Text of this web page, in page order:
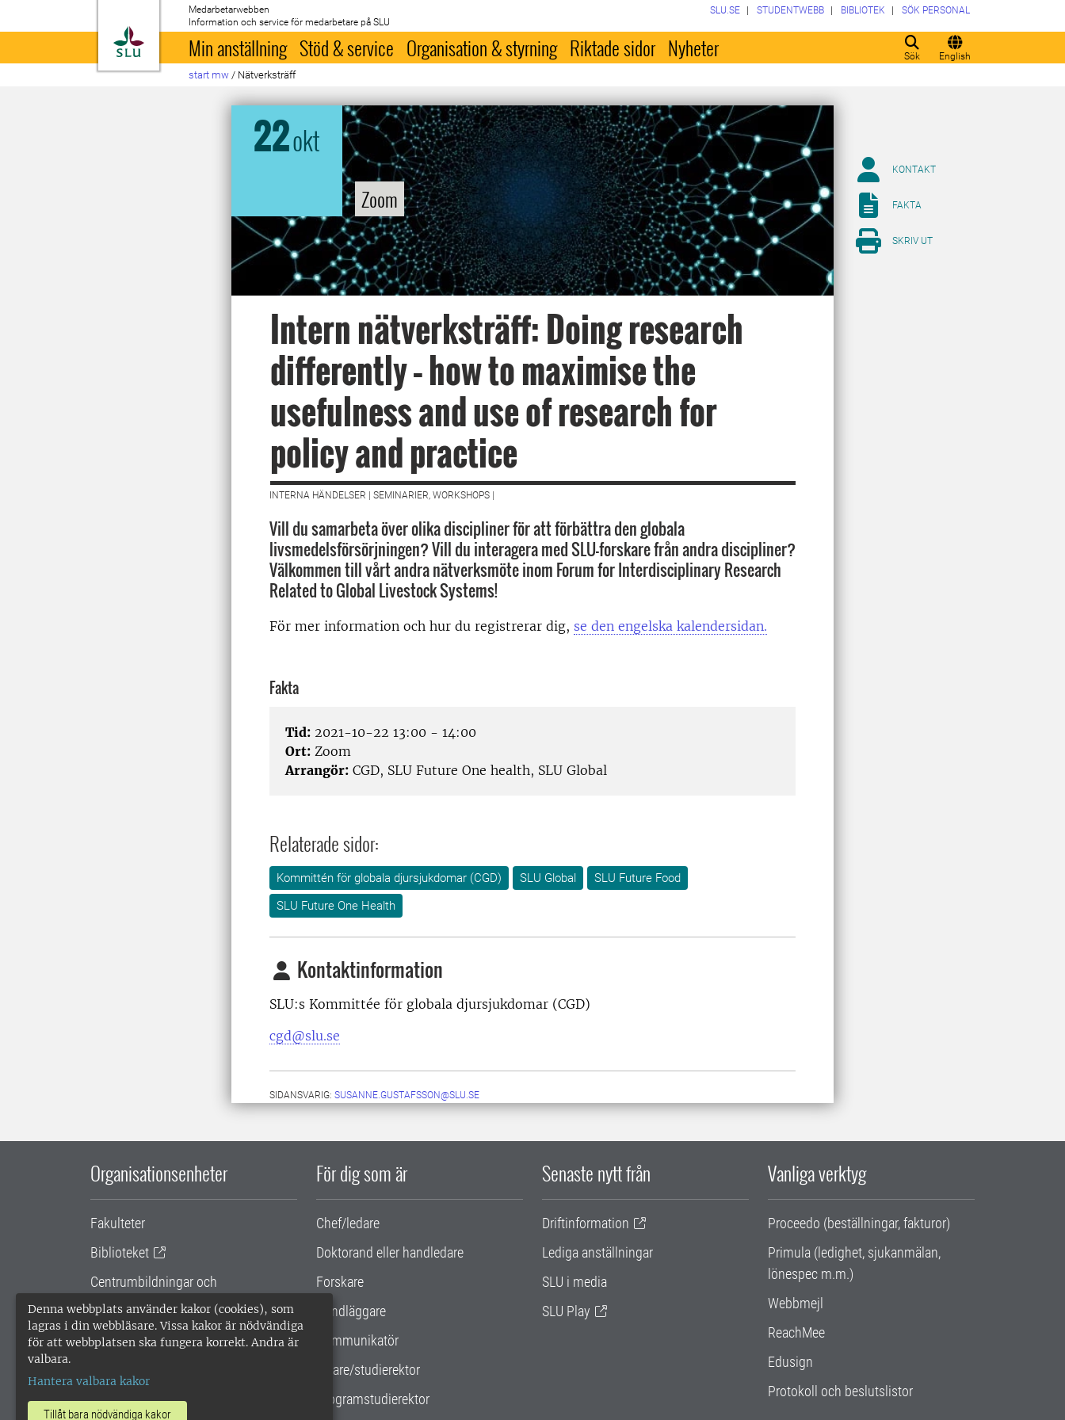
Denna webbplats använder kakor (cookies), som
lagras i din webbläsare. Vissa kakor är nödvändiga
för att webbplatsen ska fungera korrekt. Andra är
valbara.
Hantera valbara kakor
Tillåt bara nödvändiga kakor
Till startsida
Medarbetarwebben
Information och service för medarbetare på SLU
Sök English
SLU.SE STUDENTWEBB BIBLIOTEK SÖK PERSONAL
Min anställning Stöd & service Organisation & styrning Riktade sidor Nyheter
start mw / Nätverksträff
22okt
Zoom
Intern nätverksträff: Doing research
differently – how to maximise the
usefulness and use of research for
policy and practice
INTERNA HÄNDELSER | SEMINARIER, WORKSHOPS |
Vill du samarbeta över olika discipliner för att förbättra den globala
livsmedelsförsörjningen? Vill du interagera med SLU-forskare från andra discipliner?
Välkommen till vårt andra nätverksmöte inom Forum for Interdisciplinary Research
Related to Global Livestock Systems!
För mer information och hur du registrerar dig, se den engelska kalendersidan.
Fakta
Tid: 2021-10-22 13:00 - 14:00
Ort: Zoom
Arrangör: CGD, SLU Future One health, SLU Global
Relaterade sidor:
Kommittén för globala djursjukdomar (CGD) SLU Global
SLU Future Food
SLU Future One Health
Kontaktinformation
SLU:s Kommittée för globala djursjukdomar (CGD)
cgd@slu.se
SIDANSVARIG: SUSANNE.GUSTAFSSON@SLU.SE
KONTAKT
FAKTA
SKRIV UT
Organisationsenheter
Fakulteter
Biblioteket
Centrumbildningar och
samarbetsprojekt
Gemensamma verksamhetsstödet
För dig som är
Chef/ledare
Doktorand eller handledare
Forskare
Handläggare
Kommunikatör
Lärare/studierektor
Programstudierektor
Senaste nytt från
Driftinformation
Lediga anställningar
SLU i media
SLU Play
Vanliga verktyg
Proceedo (beställningar, fakturor)
Primula (ledighet, sjukanmälan,
lönespec m.m.)
Webbmejl
ReachMee
Edusign
Protokoll och beslutslistor